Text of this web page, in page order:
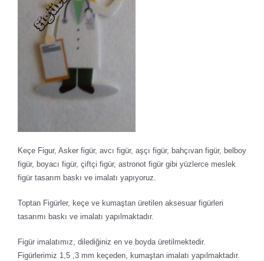
Keçe Figur, Asker figür, avcı figür, aşçı figür, bahçıvan figür, belboy
figür, boyacı figür, çiftçi figür, astronot figür gibi yüzlerce meslek
figür tasarım baskı ve imalatı yapıyoruz.
Toptan Figürler, keçe ve kumaştan üretilen aksesuar figürleri
tasarımı baskı ve imalatı yapılmaktadır.
Figür imalatımız, dilediğiniz en ve boyda üretilmektedir.
Figürlerimiz 1,5 ,3 mm keçeden, kumaştan imalatı yapılmaktadır.